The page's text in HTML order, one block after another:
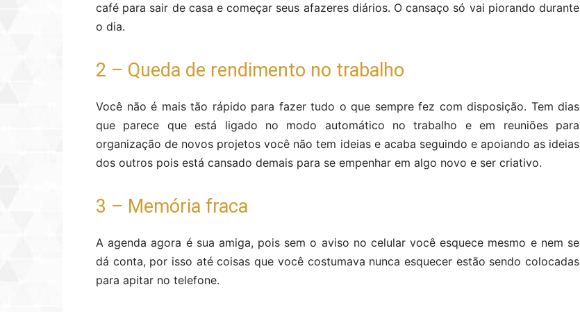
café para sair de casa e começar seus afazeres diários. O cansaço só vai piorando durante
o dia.
2 – Queda de rendimento no trabalho
Você não é mais tão rápido para fazer tudo o que sempre fez com disposição. Tem dias
que parece que está ligado no modo automático no trabalho e em reuniões para
organização de novos projetos você não tem ideias e acaba seguindo e apoiando as ideias
dos outros pois está cansado demais para se empenhar em algo novo e ser criativo.
3 – Memória fraca
A agenda agora é sua amiga, pois sem o aviso no celular você esquece mesmo e nem se
dá conta, por isso até coisas que você costumava nunca esquecer estão sendo colocadas
para apitar no telefone.